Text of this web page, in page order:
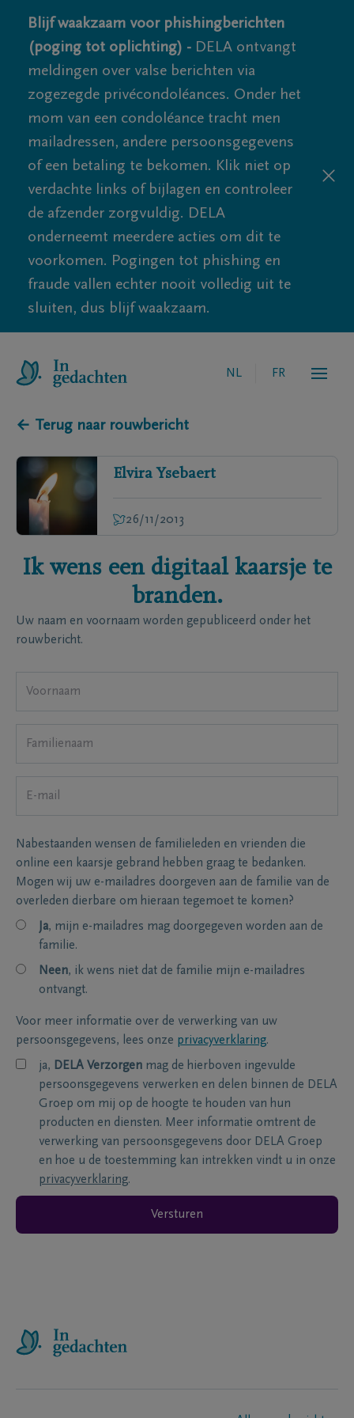
Blijf waakzaam voor phishingberichten
(poging tot oplichting) - DELA ontvangt
meldingen over valse berichten via
zogezegde privécondoléances. Onder het
mom van een condoléance tracht men
mailadressen, andere persoonsgegevens
of een betaling te bekomen. Klik niet op
verdachte links of bijlagen en controleer
de afzender zorgvuldig. DELA
onderneemt meerdere acties om dit te
voorkomen. Pogingen tot phishing en
fraude vallen echter nooit volledig uit te
sluiten, dus blijf waakzaam.
NL FR
← Terug naar rouwbericht
Elvira Ysebaert
26/11/2013
Ik wens een digitaal kaarsje te
branden.
Uw naam en voornaam worden gepubliceerd onder het
rouwbericht.
Nabestaanden wensen de familieleden en vrienden die
online een kaarsje gebrand hebben graag te bedanken.
Mogen wij uw e-mailadres doorgeven aan de familie van de
overleden dierbare om hieraan tegemoet te komen?
Ja, mijn e-mailadres mag doorgegeven worden aan de
familie.
Neen, ik wens niet dat de familie mijn e-mailadres
ontvangt.
Voor meer informatie over de verwerking van uw
persoonsgegevens, lees onze privacyverklaring.
ja, DELA Verzorgen mag de hierboven ingevulde
persoonsgegevens verwerken en delen binnen de DELA
Groep om mij op de hoogte te houden van hun
producten en diensten. Meer informatie omtrent de
verwerking van persoonsgegevens door DELA Groep
en hoe u de toestemming kan intrekken vindt u in onze
privacyverklaring.
Versturen